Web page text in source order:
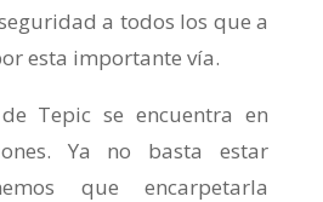
a todos los que a
esta importante vía.
Tepic se encuentra en
Ya no basta estar
que encarpetarla